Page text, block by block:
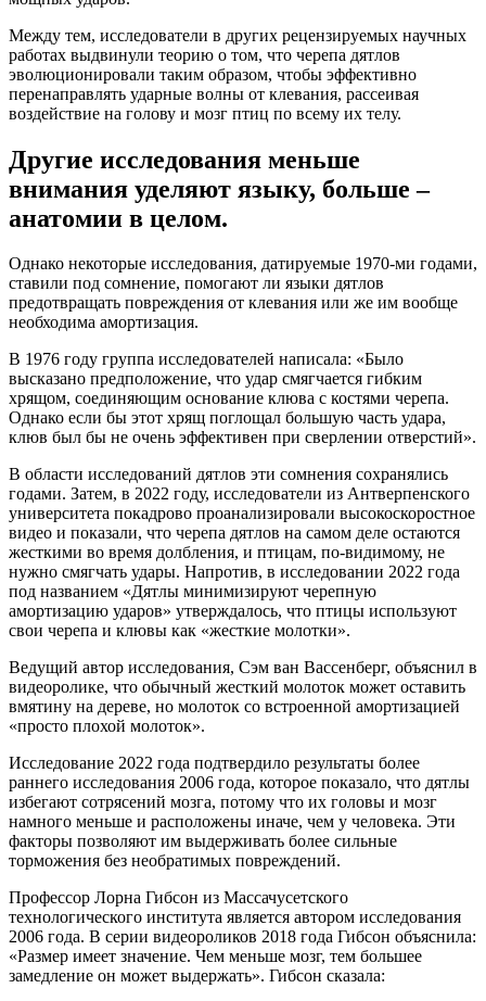
Между тем, исследователи в других рецензируемых научных
работах выдвинули теорию о том, что черепа дятлов
эволюционировали таким образом, чтобы эффективно
перенаправлять ударные волны от клевания, рассеивая
воздействие на голову и мозг птиц по всему их телу.
Другие исследования меньше
внимания уделяют языку, больше –
анатомии в целом.
Однако некоторые исследования, датируемые 1970-ми годами,
ставили под сомнение, помогают ли языки дятлов
предотвращать повреждения от клевания или же им вообще
необходима амортизация.
В 1976 году группа исследователей написала: «Было
высказано предположение, что удар смягчается гибким
хрящом, соединяющим основание клюва с костями черепа.
Однако если бы этот хрящ поглощал большую часть удара,
клюв был бы не очень эффективен при сверлении отверстий».
В области исследований дятлов эти сомнения сохранялись
годами. Затем, в 2022 году, исследователи из Антверпенского
университета покадрово проанализировали высокоскоростное
видео и показали, что черепа дятлов на самом деле остаются
жесткими во время долбления, и птицам, по-видимому, не
нужно смягчать удары. Напротив, в исследовании 2022 года
под названием «Дятлы минимизируют черепную
амортизацию ударов» утверждалось, что птицы используют
свои черепа и клювы как «жесткие молотки».
Ведущий автор исследования, Сэм ван Вассенберг, объяснил в
видеоролике, что обычный жесткий молоток может оставить
вмятину на дереве, но молоток со встроенной амортизацией
«просто плохой молоток».
Исследование 2022 года подтвердило результаты более
раннего исследования 2006 года, которое показало, что дятлы
избегают сотрясений мозга, потому что их головы и мозг
намного меньше и расположены иначе, чем у человека. Эти
факторы позволяют им выдерживать более сильные
торможения без необратимых повреждений.
Профессор Лорна Гибсон из Массачусетского
технологического института является автором исследования
2006 года. В серии видеороликов 2018 года Гибсон объяснила:
«Размер имеет значение. Чем меньше мозг, тем большее
замедление он может выдержать». Гибсон сказала: